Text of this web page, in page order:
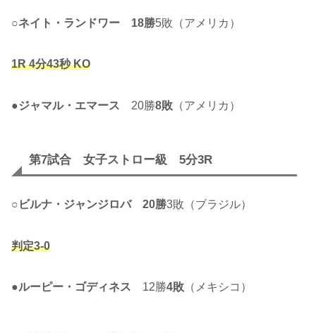
○ネイト・ランドワー 18勝5敗（アメリカ）
1R 4分43秒 KO
●ジャマル・エマース 20勝8敗 （アメリカ）
第7試合 女子ストロー級 5分3R
○ ビルナ・ジャンジロバ 20勝3敗（ブラジル）
判定3-0
●ルーピー・ゴディネス 12勝4敗 （メキシコ）